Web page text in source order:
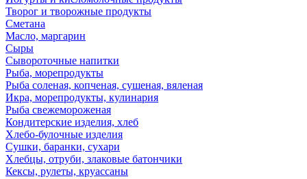
Творог и творожные продукты
Сметана
Масло, маргарин
Сыры
Сывороточные напитки
Рыба, морепродукты
Рыба соленая, копченая, сушеная, вяленая
Икра, морепродукты, кулинария
Рыба свежемороженая
Кондитерские изделия, хлеб
Хлебо-булочные изделия
Сушки, баранки, сухари
Хлебцы, отруби, злаковые батончики
Кексы, рулеты, круассаны